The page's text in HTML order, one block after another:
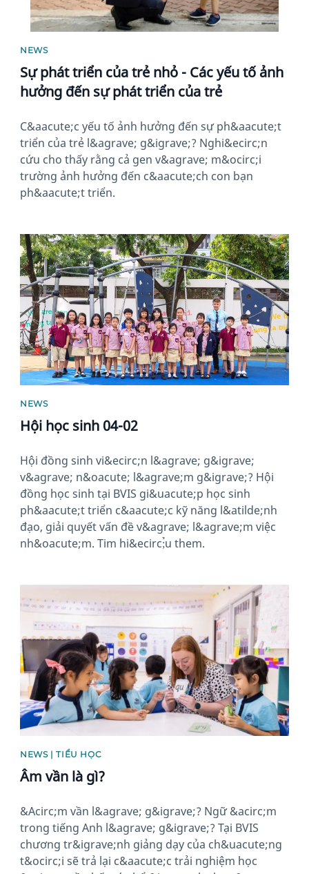
NEWS
Sự phát triển của trẻ nhỏ - Các yếu tố ảnh
hưởng đến sự phát triển của trẻ
C&aacute;c yếu tố ảnh hưởng đến sự ph&aacute;t
triển của trẻ l&agrave; g&igrave;? Nghi&ecirc;n
cứu cho thấy rằng cả gen v&agrave; m&ocirc;i
trường ảnh hưởng đến c&aacute;ch con bạn
ph&aacute;t triển.
News image
NEWS
Hội học sinh 04-02
Hội đồng sinh vi&ecirc;n l&agrave; g&igrave;
v&agrave; n&oacute; l&agrave;m g&igrave;? Hội
đồng học sinh tại BVIS gi&uacute;p học sinh
ph&aacute;t triển c&aacute;c kỹ năng l&atilde;nh
đạo, giải quyết vấn đề v&agrave; l&agrave;m việc
nh&oacute;m. Tim hi&ecirc;̉u them.
NEWS | TIỂU HỌC
Âm vần là gì?
&Acirc;m vần l&agrave; g&igrave;? Ngữ &acirc;m
trong tiếng Anh l&agrave; g&igrave;? Tại BVIS
chương tr&igrave;nh giảng dạy của ch&uacute;ng
t&ocirc;i sẽ trả lại c&aacute;c trải nghiệm học